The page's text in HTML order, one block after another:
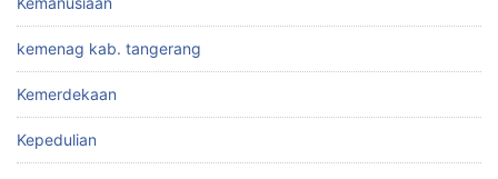
kemenag kab. tangerang
Kemerdekaan
Kepedulian